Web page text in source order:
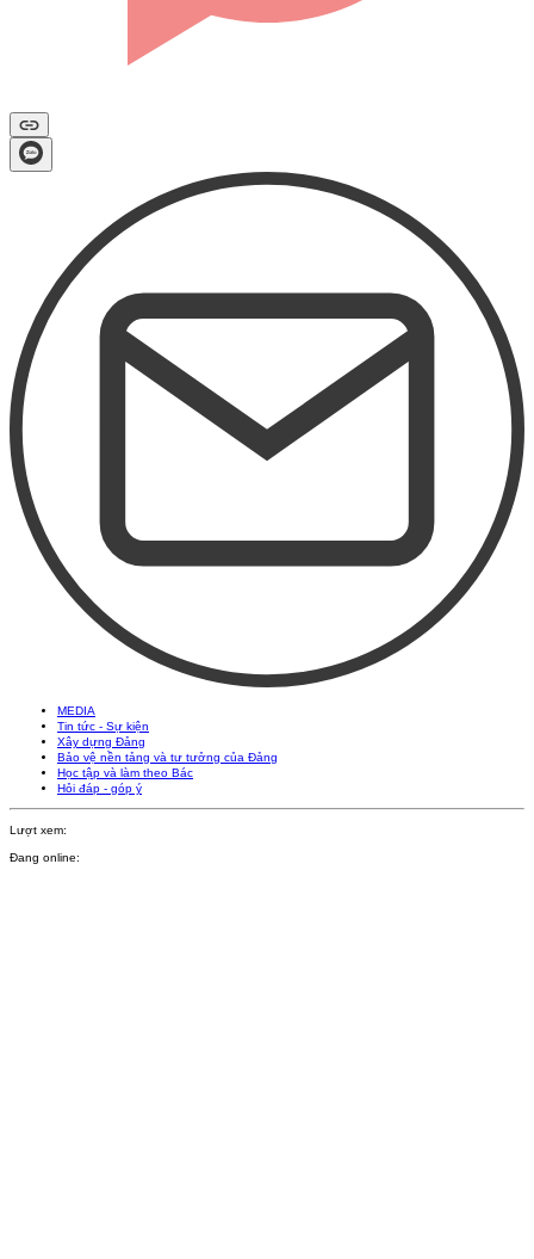
MEDIA
Tin tức - Sự kiện
Xây dựng Đảng
Bảo vệ nền tảng và tư tưởng của Đảng
Học tập và làm theo Bác
Hỏi đáp - góp ý
Lượt xem:
Đang online: